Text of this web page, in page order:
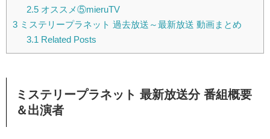
2.5オススメ⑤mieruTV
3 ミステリープラネット 過去放送～最新放送 動画まとめ
3.1 Related Posts
ミステリープラネット 最新放送分 番組概要
＆出演者